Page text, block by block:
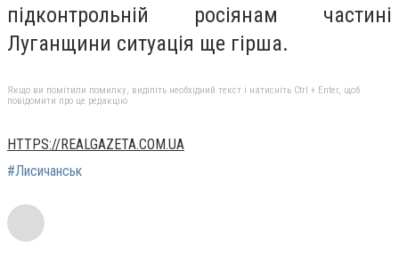
підконтрольній росіянам частині
Луганщини ситуація ще гірша.
Якщо ви помітили помилку, виділіть необхідний текст і натисніть Ctrl + Enter, щоб
повідомити про це редакцію
HTTPS://REALGAZETA.COM.UA
#Лисичанськ